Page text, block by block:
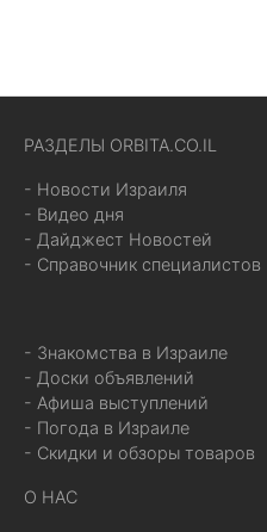
РАЗДЕЛЫ ORBITA.CO.IL
- Новости Израиля
- Видео дня
- Дайджест Новостей
- Справочник специалистов
- Знакомства в Израиле
- Доски объявлений
- Афиша выступлений
- Погода в Израиле
- Скидки и обзоры товаров
О НАС